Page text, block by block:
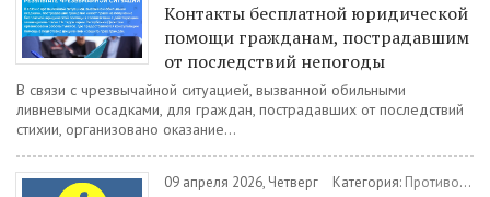
Контакты бесплатной юридической
помощи гражданам, пострадавшим
от последствий непогоды
В связи с чрезвычайной ситуацией, вызванной обильными
ливневыми осадками, для граждан, пострадавших от последствий
стихии, организовано оказание...
09 апреля 2026, Четверг Категория: Противодействие коррупции